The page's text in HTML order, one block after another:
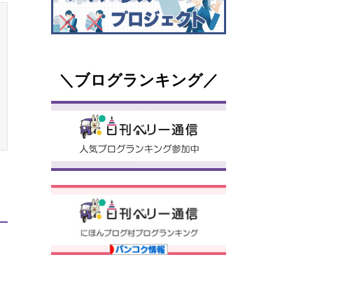
＼ブログランキング／